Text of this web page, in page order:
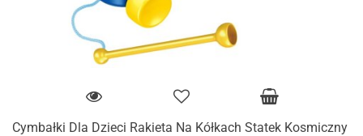
Cymbałki Dla Dzieci Rakieta Na Kółkach Statek Kosmiczny